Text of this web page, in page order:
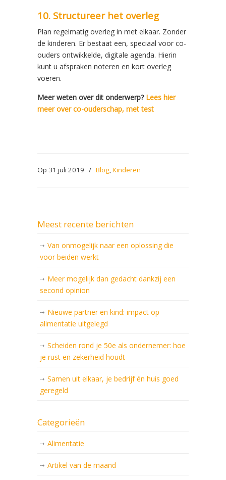
10. Structureer het overleg
Plan regelmatig overleg in met elkaar. Zonder
de kinderen. Er bestaat een, speciaal voor co-
ouders ontwikkelde, digitale agenda. Hierin
kunt u afspraken noteren en kort overleg
voeren.
Meer weten over dit onderwerp? Lees hier
meer over co-ouderschap, met test
Op 31 juli 2019 / Blog,Kinderen
Meest recente berichten
Van onmogelijk naar een oplossing die
voor beiden werkt
Meer mogelijk dan gedacht dankzij een
second opinion
Nieuwe partner en kind: impact op
alimentatie uitgelegd
Scheiden rond je 50e als ondernemer: hoe
je rust en zekerheid houdt
Samen uit elkaar, je bedrijf én huis goed
geregeld
Categorieën
Alimentatie
Artikel van de maand